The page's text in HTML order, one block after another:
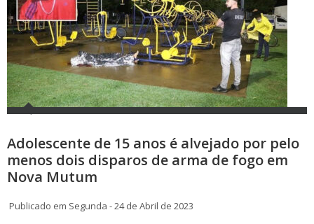
Adolescente de 15 anos é alvejado por pelo
menos dois disparos de arma de fogo em
Nova Mutum
Publicado em Segunda - 24 de Abril de 2023